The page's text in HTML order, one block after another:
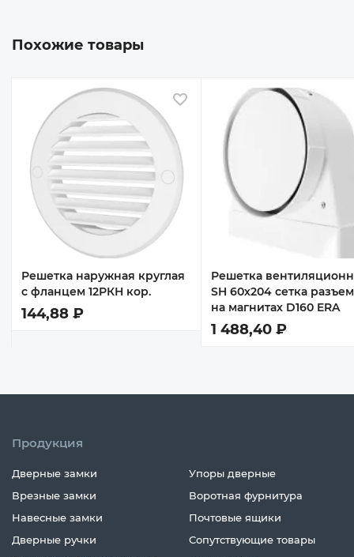
Похожие товары
Решетка наружная круглая
с фланцем 12РКН кор.
144,88 ₽
В избранное
Решетка
SH 60х204 сетка
на магнитах D160 ERA
1 488,40 ₽
Продукция
Дверные замки
Врезные замки
Навесные замки
Дверные ручки
Упоры дверные
Воротная фурнитура
Почтовые ящики
Сопутствующие товары